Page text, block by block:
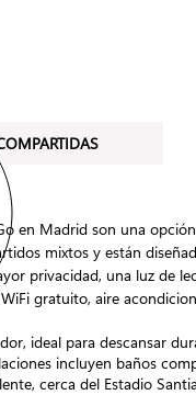
en Madrid son una
mixtos y están
privacidad, una luz de
gratuito, aire
ideal para descansar
incluyen baños
cerca del Estadio